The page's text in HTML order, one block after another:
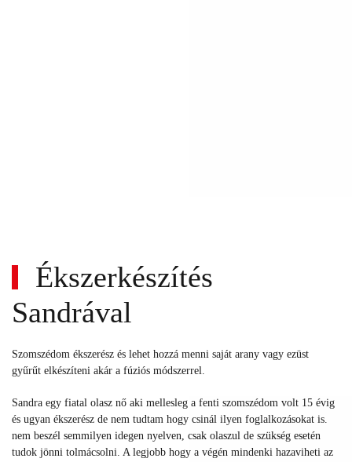
Ékszerkészítés
Sandrával
Szomszédom ékszerész és lehet hozzá menni saját arany vagy ezüst
gyűrűt elkészíteni akár a fúziós módszerrel.
Sandra egy fiatal olasz nő aki mellesleg a fenti szomszédom volt 15 évig
és ugyan ékszerész de nem tudtam hogy csinál ilyen foglalkozásokat is.
nem beszél semmilyen idegen nyelven, csak olaszul de szükség esetén
tudok jönni tolmácsolni. A legjobb hogy a végén mindenki hazaviheti az